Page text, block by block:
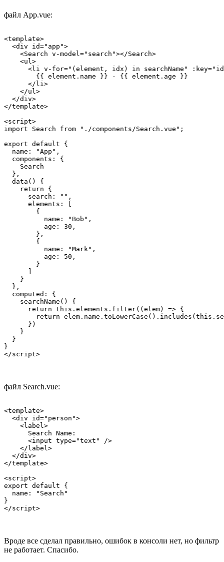
файл App.vue:
<template>
  <div id="app">
    <Search v-model="search"></Search>
    <ul>
<li v-for="(element, idx) in searchName"
        {{ element.name }} - {{ element.age }}
      </li>
    </ul>
  </div>
</template>
<script>
import Search from "./components/Search.vue";
export default {
  name: "App",
  components: {
    Search
  },
  data() {
    return {
      search: "",
      elements: [
        {
          name: "Bob",
          age: 30,
        },
        {
          name: "Mark",
          age: 50,
        }
    }
  },
  computed: {
    searchName() {
      return this.elements.filter((elem) => {
return
      })
    }
  }
}
</script>
файл Search.vue:
<template>
  <div id="person">
    <label>
      Search Name:
      <input type="text" />
    </label>
  </div>
</template>
<script>
export default {
  name: "Search"
}
</script>
Вроде все сделал правильно, ошибок в консоли нет, но фильтр
не работает. Спасибо.